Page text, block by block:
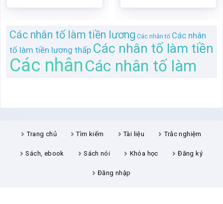
Các nhân tố làm tiền lương Các nhân tố Các nhân
tố làm tiền lương thấp Các nhân tố làm tiền
Các nhânCác nhân tố làm
Trang chủ Tìm kiếm Tài liệu Trắc nghiệm
Sách, ebook Sách nói Khóa học Đăng ký
Đăng nhập